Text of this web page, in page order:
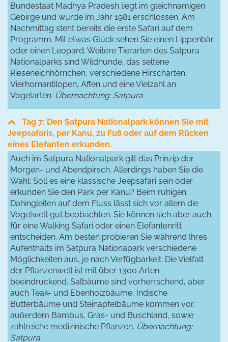
Bundestaat Madhya Pradesh liegt im gleichnamigen
Gebirge und wurde im Jahr 1981 erschlossen. Am
Nachmittag steht bereits die erste Safari auf dem
Programm. Mit etwas Glück sehen Sie einen Lippenbär
oder einen Leopard. Weitere Tierarten des Satpura
Nationalparks sind Wildhunde, das seltene
Rieseneichhörnchen, verschiedene Hirscharten,
Vierhornantilopen, Affen und eine Vielzahl an
Vogelarten. Übernachtung: Satpura
Tag 7: Den Satpura Nationalpark können Sie mit
Jeepsafaris, per Kanu, zu Fuß oder auf dem Rücken
eines Elefanten erkunden.
Auch im Satpura Nationalpark gilt das Prinzip der
Morgen- und Abendpirsch. Allerdings haben Sie die
Wahl: Soll es eine klassische Jeepsafari sein oder
erkunden Sie den Park per Kanu? Beim ruhigen
Dahingleiten auf dem Fluss lässt sich vor allem die
Vogelwelt gut beobachten. Sie können sich aber auch
für eine Walking Safari oder einen Elefantenritt
entscheiden. Am besten probieren Sie während Ihres
Aufenthalts im Satpura Nationapark verschiedene
Möglichkeiten aus, je nach Verfügbarkeit. Die Vielfalt
der Pflanzenwelt ist mit über 1300 Arten
beeindruckend. Salbäume sind vorherrschend, aber
auch Teak- und Ebenholzbäume, Indische
Butterbäume und Steinapfelbäume kommen vor,
außerdem Bambus, Gras- und Buschland, sowie
zahlreiche medizinische Pflanzen. Übernachtung:
Satpura